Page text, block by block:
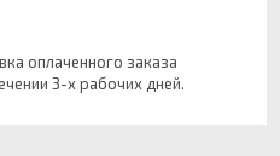
оплаченного заказа
3-х рабочих дней.